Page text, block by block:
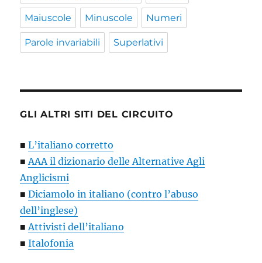
Maiuscole Minuscole Numeri
Parole invariabili Superlativi
GLI ALTRI SITI DEL CIRCUITO
■L’italiano corretto
■AAA il dizionario delle Alternative Agli
Anglicismi
■Diciamolo in italiano (contro l’abuso
dell’inglese)
■Attivisti dell’italiano
■Italofonia